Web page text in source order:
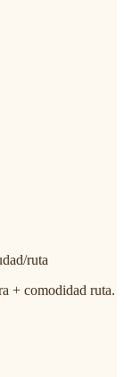
ruta
+ comodidad ruta.